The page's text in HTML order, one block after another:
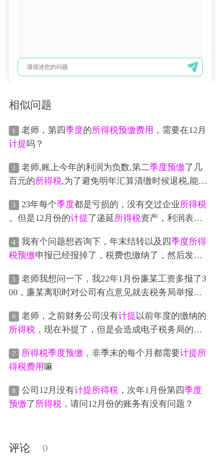
相似问题
1 老师，第四季度的所得税预缴费用 ，需要在12月
计提吗？
2 老师,账上今年的利润为负数,第二季度预缴了几
百元的所得税,为了避免明年汇算清缴时候退税,能否
用调增,是否能达到不退税的结果呢?
3 23年每个季度都是亏损的，没有交过企业所得税
。但是12月份的计提了递延 所得税资产，利润表所
4 我有个问题想咨询下，年末结转以及四季度所得
税预缴申报已经报掉了，税费也缴纳了，然后发现
理
5
老师我想问一下，我22年1月份廉某工资多报了3
00，廉某离职时对公司有点意见就去税务局举报个
金额，我也去大厅更正，又让我去改了所得税预缴
报表里的利润总额（当时已经报了两个 季度），我
也更正了。 现在的问题是我9月份做账时已红冲1月
份的计提工资分录，并减去这三百重新 计提
了，但
是现在每个
的吗?是不是不用加啊？
6 老师，之前财务公司没有计提 以前年度的缴纳的
所得税，现在补提了，但是会造成电子税务局的财
实际利润额不一致，这样怎么办呢？
7 所得税季度预缴，非季末的每个月都需要计提所
得税费用嘛
8 公司12月没有计提所得税，次年1月份第四季度
预缴了 所得税，请问12月份的账务有没有问题？
评论 0